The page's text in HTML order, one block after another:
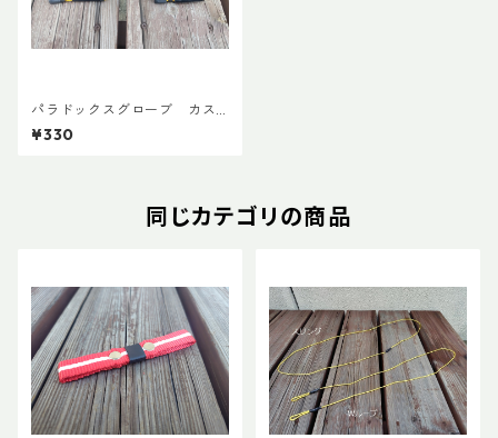
パラドックスグローブ カス
タムプルコード(ペア)
¥330
同じカテゴリの商品